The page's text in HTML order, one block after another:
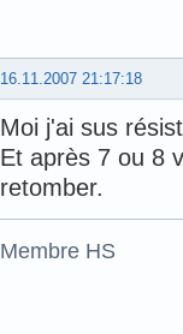
16.11.2007 21:17:18
Moi j'ai sus
Et après 7 ou 8
retomber.
Membre HS